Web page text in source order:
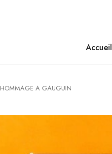
Accueil
HOMMAGE A GAUGUIN